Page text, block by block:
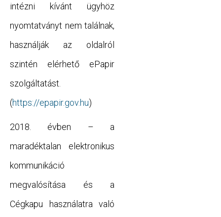
intézni kívánt ügyhöz
nyomtatványt nem találnak,
használják az oldalról
szintén elérhető ePapir
szolgáltatást.
(https://epapir.gov.hu)
2018. évben – a
maradéktalan elektronikus
kommunikáció
megvalósítása és a
Cégkapu használatra való